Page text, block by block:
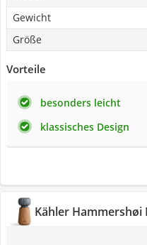
Gewicht
Größe
Vorteile
besonders leicht
klassisches Design
Kähler Hammershøi